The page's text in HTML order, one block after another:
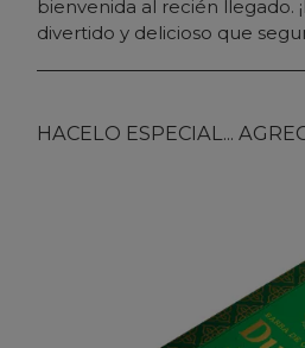
bienvenida al recién llegado.
divertido y delicioso que
HACELO ESPECIAL...